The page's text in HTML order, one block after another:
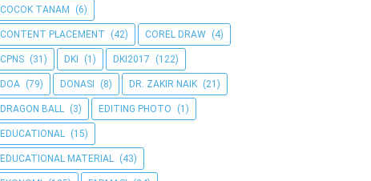
COCOK TANAM (6)
CONTENT PLACEMENT (42) COREL DRAW (4)
CPNS (31) DKI (1) DKI2017 (122)
DOA (79) DONASI (8) DR. ZAKIR NAIK (21)
DRAGON BALL (3) EDITING PHOTO (1)
EDUCATIONAL (15)
EDUCATIONAL MATERIAL (43)